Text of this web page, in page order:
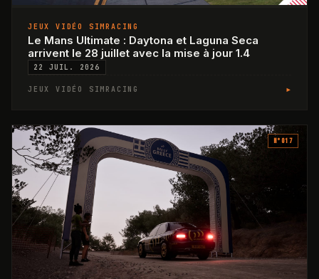
JEUX VIDÉO SIMRACING
Le Mans Ultimate : Daytona et Laguna Seca
arrivent le 28 juillet avec la mise à jour 1.4
22 JUIL. 2026
JEUX VIDÉO SIMRACING ▸
N°017